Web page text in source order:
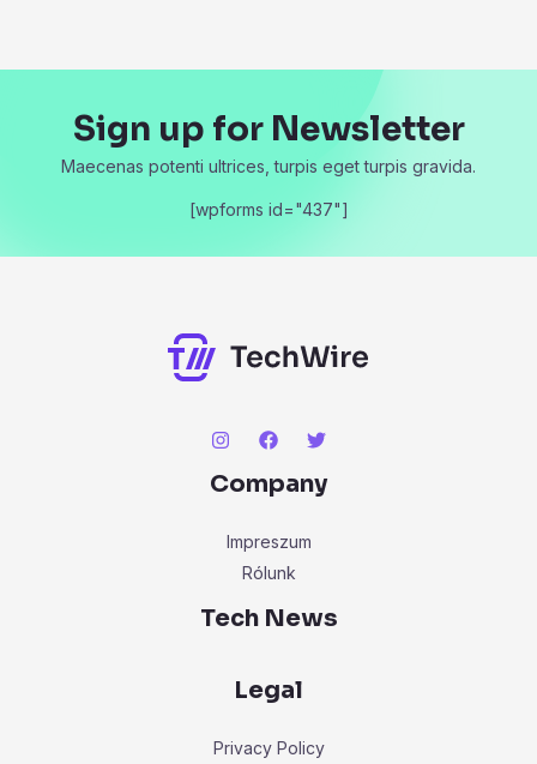
Sign up for Newsletter
Maecenas potenti ultrices, turpis eget turpis gravida.
[wpforms id="437"]
Company
Impreszum
Rólunk
Tech News
Legal
Privacy Policy